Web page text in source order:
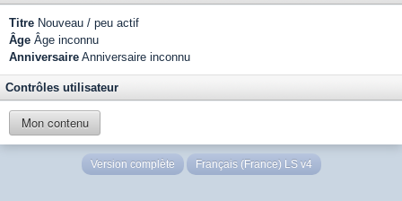
Titre Nouveau / peu actif
Âge Âge inconnu
Anniversaire Anniversaire inconnu
Contrôles utilisateur
Mon contenu
Version complète Français (France) LS v4